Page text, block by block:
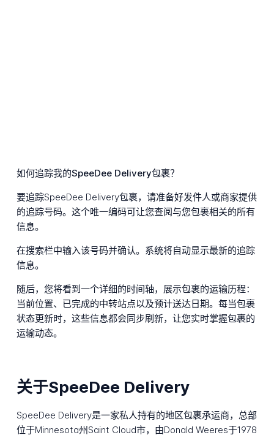
如何追踪我的SpeeDee Delivery包裹？
要追踪SpeeDee Delivery包裹，请准备好发件人或商家提供
的追踪号码。这个唯一编码可让您查阅与您包裹相关的所有
信息。
在搜索栏中输入该号码并确认。系统将自动显示最新的追踪
信息。
随后，您将看到一个详细的时间轴，展示包裹的运输历程：
当前位置、已完成的中转站点以及预计送达日期。每当包裹
状态更新时，这些信息都会同步刷新，让您实时掌握包裹的
运输动态。
关于SpeeDee Delivery
SpeeDee Delivery是一家私人持有的地区包裹承运商，总部
位于Minnesota州Saint Cloud市，由Donald Weeres于1978